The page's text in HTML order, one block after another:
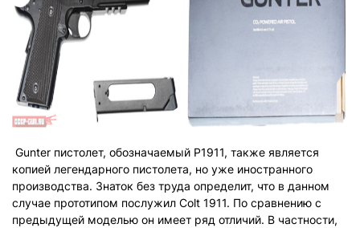
Gunter пистолет, обозначаемый P1911, также является
копией легендарного пистолета, но уже иностранного
производства. Знаток без труда определит, что в данном
случае прототипом послужил Colt 1911. По сравнению с
предыдущей моделью он имеет ряд отличий. В частности,